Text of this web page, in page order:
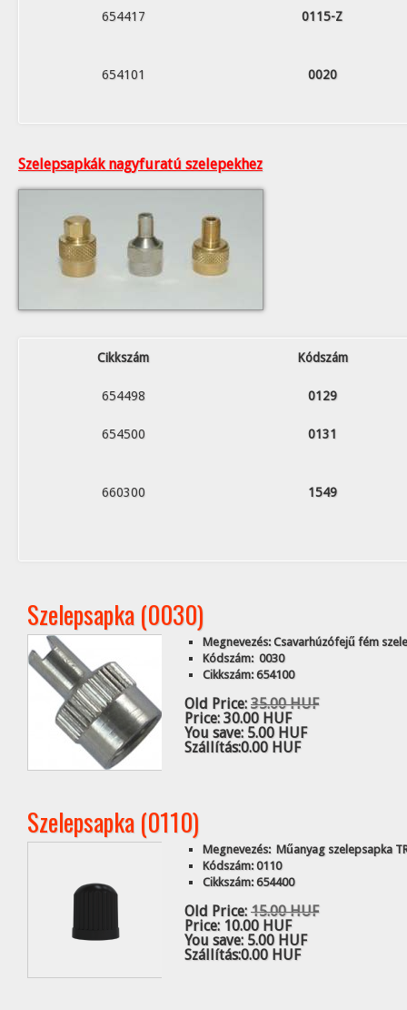
654417 0115-Z
654101 0020
Szelepsapkák nagyfuratú szelepekhez
Cikkszám Kódszám
654498 0129
654500 0131
660300 1549
Szelepsapka (0030)
Megnevezés: Csavarhúzófejű fém
Kódszám: 0030
Cikkszám: 654100
Old Price: 35.00 HUF
Price: 30.00 HUF
You save: 5.00 HUF
Szállítás:0.00 HUF
Szelepsapka (0110)
Megnevezés: Műanyag szelepsapka
Kódszám: 0110
Cikkszám: 654400
Old Price: 15.00 HUF
Price: 10.00 HUF
You save: 5.00 HUF
Szállítás:0.00 HUF